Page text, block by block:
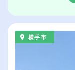
横手市